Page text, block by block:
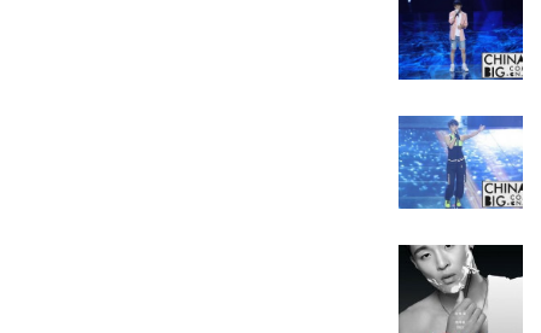
合，吸引了一大批粉丝，而整个节目“剧情式综艺”的